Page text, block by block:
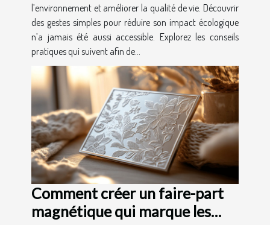
l’environnement et améliorer la qualité de vie. Découvrir
des gestes simples pour réduire son impact écologique
n’a jamais été aussi accessible. Explorez les conseils
pratiques qui suivent afin de...
Comment créer un faire-part
magnétique qui marque les